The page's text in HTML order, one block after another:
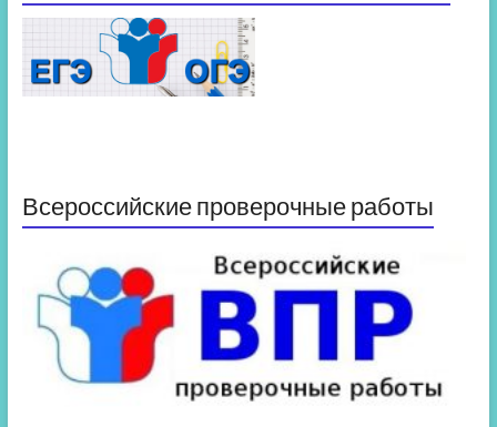
Всероссийские проверочные работы